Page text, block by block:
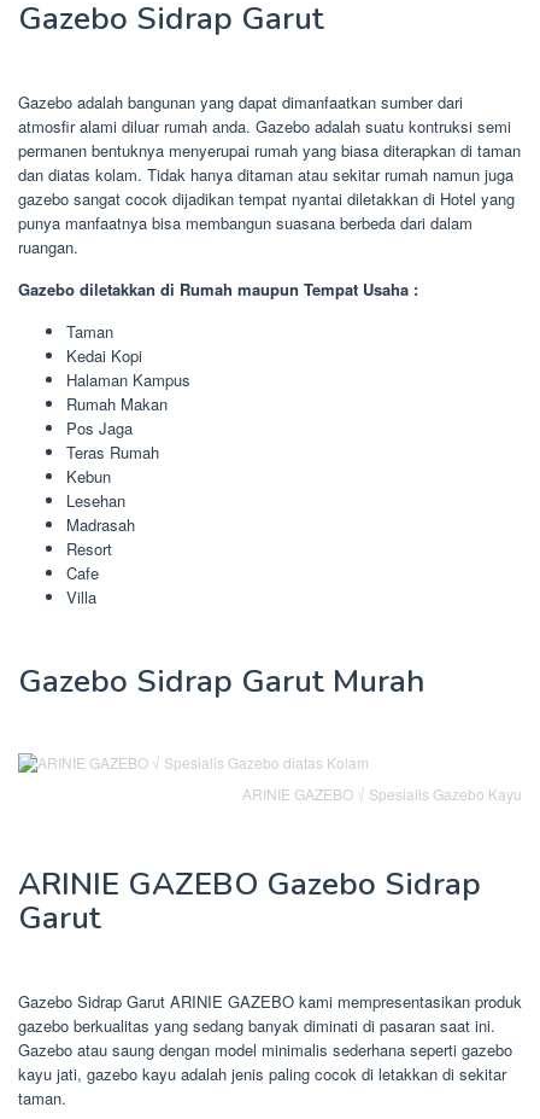
Gazebo Sidrap Garut
Gazebo adalah bangunan yang dapat dimanfaatkan sumber dari
atmosfir alami diluar rumah anda. Gazebo adalah suatu kontruksi semi
permanen bentuknya menyerupai rumah yang biasa diterapkan di taman
dan diatas kolam. Tidak hanya ditaman atau sekitar rumah namun juga
gazebo sangat cocok dijadikan tempat nyantai diletakkan di Hotel yang
punya manfaatnya bisa membangun suasana berbeda dari dalam
ruangan.
Gazebo diletakkan di Rumah maupun Tempat Usaha :
Taman
Kedai Kopi
Halaman Kampus
Rumah Makan
Pos Jaga
Teras Rumah
Kebun
Lesehan
Madrasah
Resort
Cafe
Villa
Gazebo Sidrap Garut Murah
ARINIE GAZEBO √ Spesialis Gazebo Kayu
ARINIE GAZEBO Gazebo Sidrap
Garut
Gazebo Sidrap Garut ARINIE GAZEBO kami mempresentasikan produk
gazebo berkualitas yang sedang banyak diminati di pasaran saat ini.
Gazebo atau saung dengan model minimalis sederhana seperti gazebo
kayu jati, gazebo kayu adalah jenis paling cocok di letakkan di sekitar
taman.